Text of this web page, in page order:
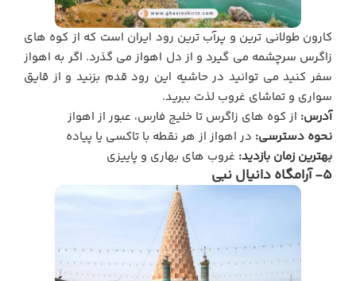
کارون طولانی ترین و پرآب ترین رود ایران است که از کوه های
زاگرس سرچشمه می گیرد و از دل اهواز می گذرد. اگر به اهواز
سفر کنید می توانید در حاشیه این رود قدم بزنید و از قایق
سواری و تماشای غروب لذت ببرید.
آدرس: از کوه های زاگرس تا خلیج فارس، عبور از اهواز
نحوه دسترسی: در اهواز از هر نقطه با تاکسی یا پیاده
بهترین زمان بازدید: غروب های بهاری و پاییزی
5- آرامگاه دانیال نبی